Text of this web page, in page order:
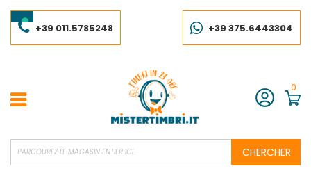
to
Content+39 011.5785248 +39 375.6443304
Compte
0
CHERCHER